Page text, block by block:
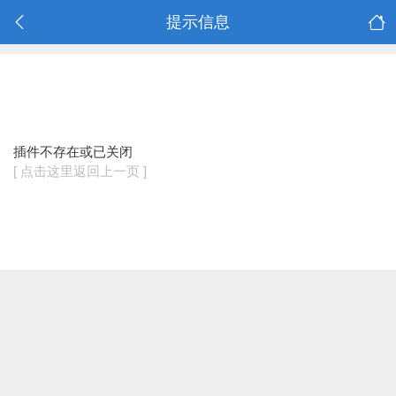
提示信息
插件不存在或已关闭
[ 点击这里返回上一页 ]